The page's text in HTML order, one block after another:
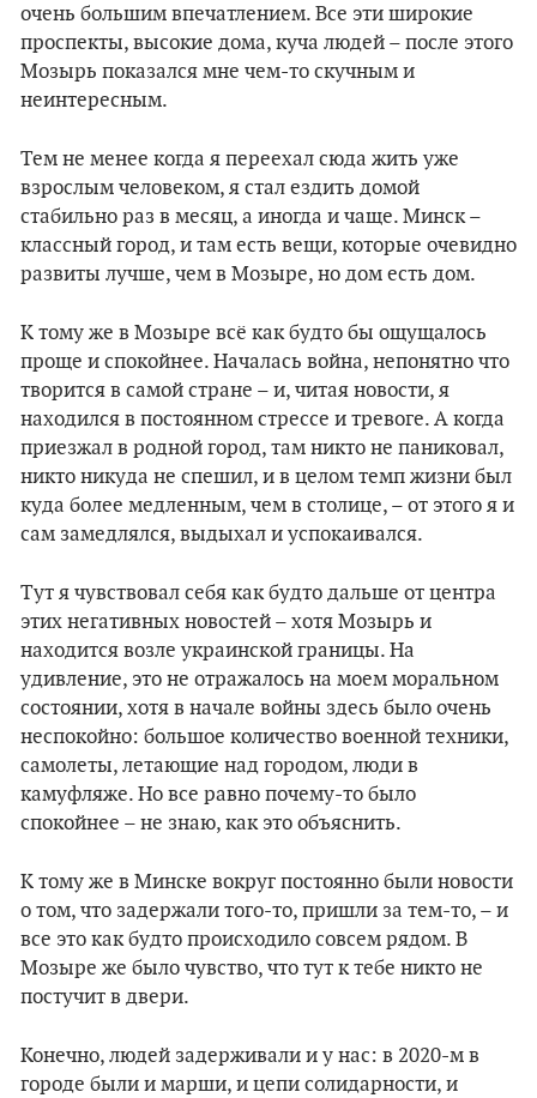
очень большим впечатлением. Все эти широкие
проспекты, высокие дома, куча людей – после этого
Мозырь показался мне чем-то скучным и
неинтересным.
Тем не менее когда я переехал сюда жить уже
взрослым человеком, я стал ездить домой
стабильно раз в месяц, а иногда и чаще. Минск –
классный город, и там есть вещи, которые очевидно
развиты лучше, чем в Мозыре, но дом есть дом.
К тому же в Мозыре всё как будто бы ощущалось
проще и спокойнее. Началась война, непонятно что
творится в самой стране – и, читая новости, я
находился в постоянном стрессе и тревоге. А когда
приезжал в родной город, там никто не паниковал,
никто никуда не спешил, и в целом темп жизни был
куда более медленным, чем в столице, – от этого я и
сам замедлялся, выдыхал и успокаивался.
Тут я чувствовал себя как будто дальше от центра
этих негативных новостей – хотя Мозырь и
находится возле украинской границы. На
удивление, это не отражалось на моем моральном
состоянии, хотя в начале войны здесь было очень
неспокойно: большое количество военной техники,
самолеты, летающие над городом, люди в
камуфляже. Но все равно почему-то было
спокойнее – не знаю, как это объяснить.
К тому же в Минске вокруг постоянно были новости
о том, что задержали того-то, пришли за тем-то, – и
все это как будто происходило совсем рядом. В
Мозыре же было чувство, что тут к тебе никто не
постучит в двери.
Конечно, людей задерживали и у нас: в 2020-м в
городе были и марши, и цепи солидарности, и